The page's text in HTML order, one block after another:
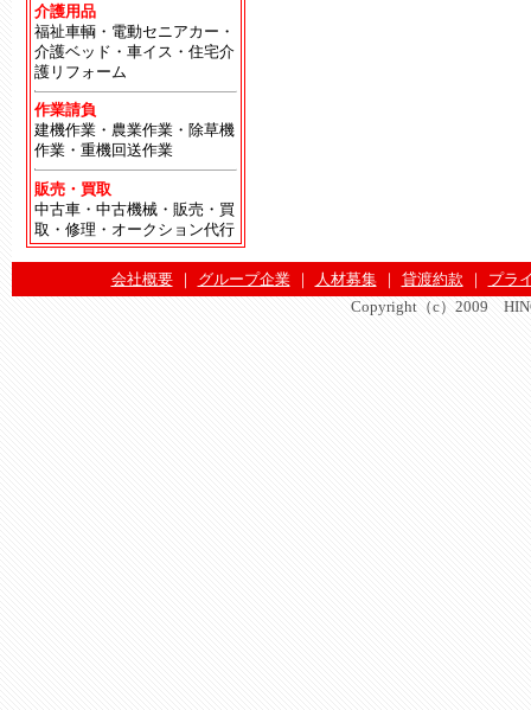
介護用品
福祉車輌・電動セニアカー・
介護ベッド・車イス・住宅介
護リフォーム
作業請負
建機作業・農業作業・除草機
作業・重機回送作業
販売・買取
中古車・中古機械・販売・買
取・修理・オークション代行
会社概要｜ グループ企業｜ 人材募集｜ 貸渡約款 ｜ プラ
Copyright（c）2009